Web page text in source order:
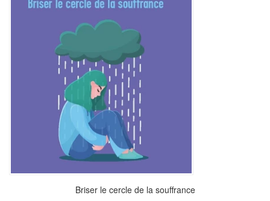
Briser le cercle de la souffrance